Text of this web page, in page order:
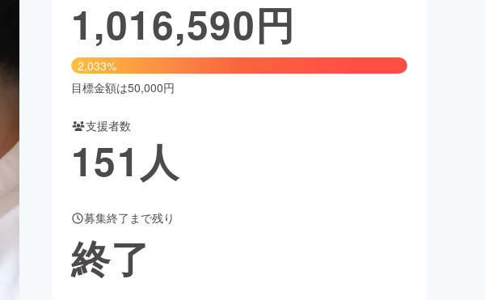
ファッション
アニメ・漫画
ビューティー・ヘルスケア
Creation
1,016,590円
2,033%
目標金額は50,000円
支援者数
151人
募集終了まで残り
終了